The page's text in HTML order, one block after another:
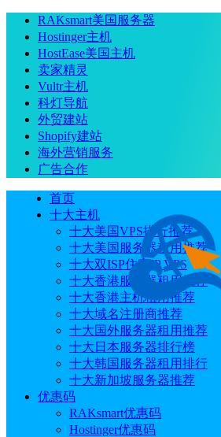
RAKsmart美国服务器
Hostinger主机
HostEase美国主机
卖家精灵
Vultr主机
科灯导航
外贸建站
Shopify建站
海外营销服务
广告合作
首页
十大主机
十大美国VPS排行推荐
十大美国服务器租用推荐
十大双ISP住宅IP VPS
十大香港服务器租用推荐
十大香港主机租用推荐
十大域名注册商推荐
十大国外服务器租用推荐
十大日本服务器排行榜
十大韩国服务器租用排行
十大新加坡服务器推荐
优惠码
RAKsmart优惠码
Hostinger优惠码
当前位置：首页 主机教程 亚马逊云服
部署NebulaGraph教程